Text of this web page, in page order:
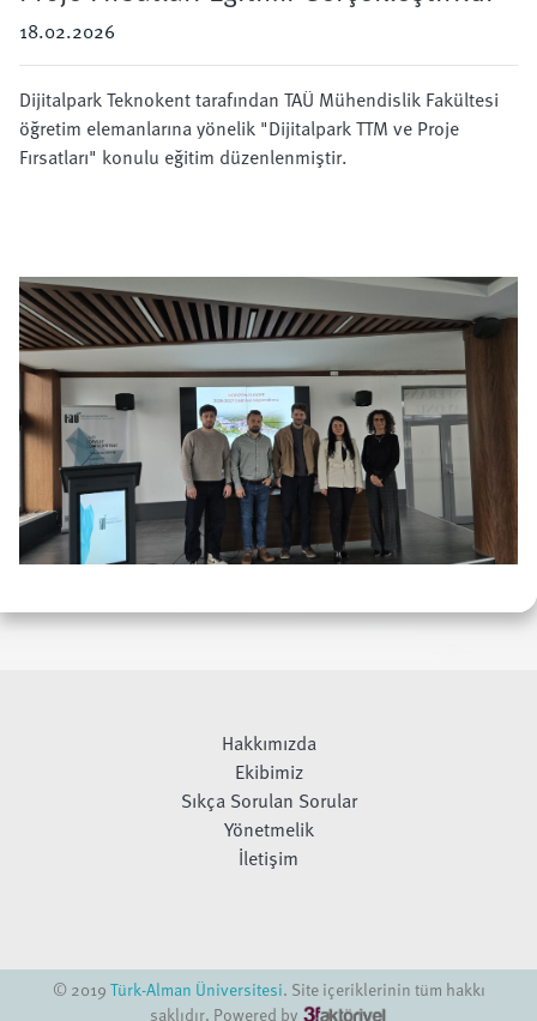
18.02.2026
Dijitalpark Teknokent tarafından TAÜ Mühendislik Fakültesi
öğretim elemanlarına yönelik "Dijitalpark TTM ve Proje
Fırsatları" konulu eğitim düzenlenmiştir.
Hakkımızda
Ekibimiz
Sıkça Sorulan Sorular
Yönetmelik
İletişim
© 2019Türk-Alman Üniversitesi. Site içeriklerinin tüm hakkı
saklıdır. Powered by